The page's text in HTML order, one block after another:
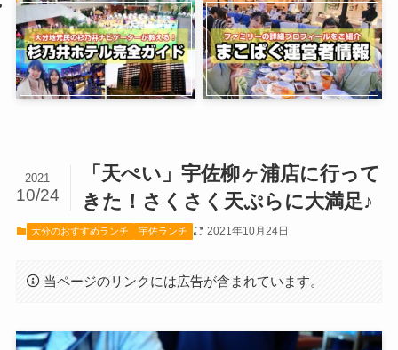
「天ぺい」宇佐柳ヶ浦店に行って
きた！さくさく天ぷらに大満足♪
2021
10/24
大分のおすすめランチ 宇佐ランチ 2021年10月24日
当ページのリンクには広告が含まれています。